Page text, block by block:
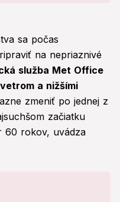
sa počas
na nepriaznivé
služba Met Office
a nižšími
zmeniť po jednej z
začiatku
60 rokov, uvádza